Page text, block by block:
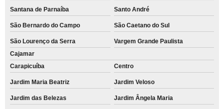
Santana de Parnaíba Santo André
São Bernardo do Campo São Caetano do Sul
São Lourenço da Serra
Vargem Grande Paulista
Cajamar
Carapicuíba
Centro
Jardim Maria Beatriz Jardim Veloso
Jardim das Belezas Jardim Ângela Maria